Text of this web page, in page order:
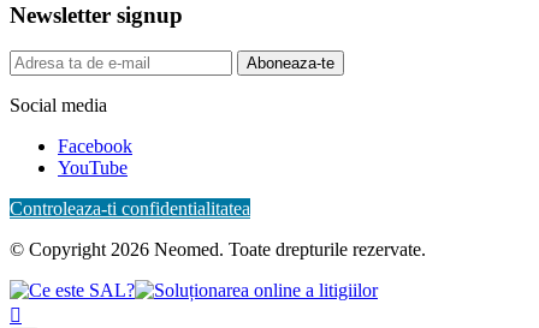
Newsletter signup
Aboneaza-te
Social media
Facebook
YouTube
Controleaza-ti confidentialitatea
© Copyright 2026 Neomed. Toate drepturile rezervate.
